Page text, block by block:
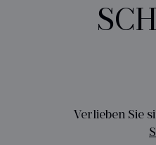
Verlieben Sie